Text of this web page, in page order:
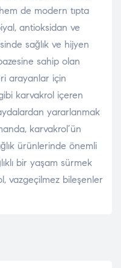
de modern tıpta
antioksidan ve
sağlık ve hijyen
sahip olan
arayanlar için
karvakrol içeren
yararlanmak
karvakrol’ün
ürünlerinde önemli
bir yaşam sürmek
vazgeçilmez bileşenler